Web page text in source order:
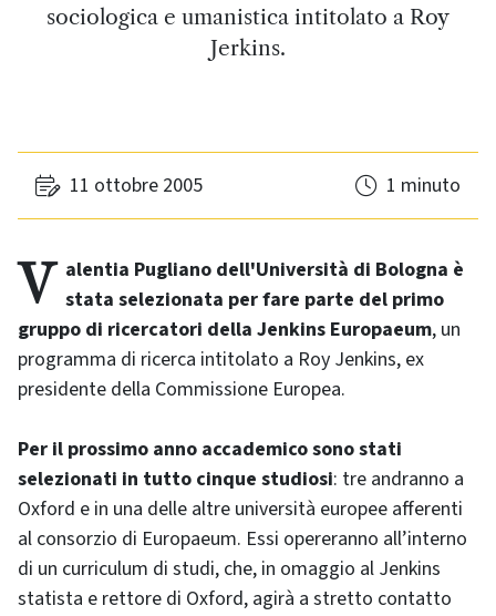
sociologica e umanistica intitolato a Roy
Jerkins.
11 ottobre 2005 1 minuto
Valentia Pugliano dell'Università di Bologna è stata selezionata per fare parte del primo
gruppo di ricercatori della Jenkins Europaeum, un
programma di ricerca intitolato a Roy Jenkins, ex
presidente della Commissione Europea.
Per il prossimo anno accademico sono stati
selezionati in tutto cinque studiosi: tre andranno a
Oxford e in una delle altre università europee afferenti
al consorzio di Europaeum. Essi opereranno all’interno
di un curriculum di studi, che, in omaggio al Jenkins
statista e rettore di Oxford, agirà a stretto contatto